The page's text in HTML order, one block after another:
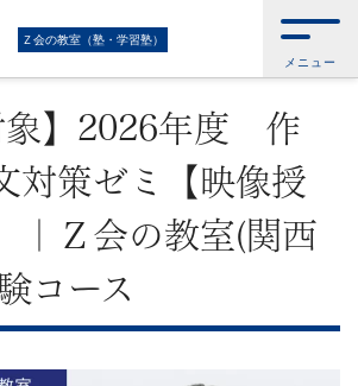
Ｚ会の教室（塾・学習塾）
メニュー
塾・学習塾）>Ｚ会の教室（関西圏）
Ｚ会の教
>【中3生対象】2026年度 作文・小論文対策ゼ
象】2026年度 作
対策ゼミ【映像授
｜Ｚ会の教室(関西
コース